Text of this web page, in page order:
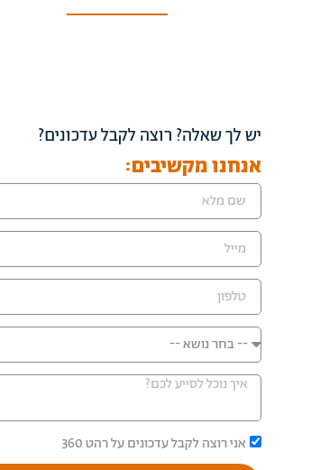
יש לך שאלה? רוצה לקבל עדכונים?
אנחנו מקשיבים:
אני רוצה לקבל עדכונים על רהט 360